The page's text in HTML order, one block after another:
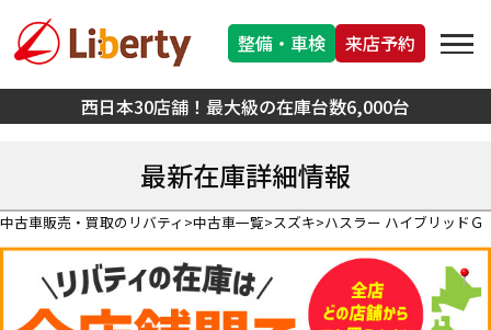
西日本30店舗！最大級の在庫台数6,000台
整備・車検 来店予約
最新在庫詳細情報
中古車販売・買取のリバティ 中古車一覧 スズキ ハスラー ハイブリッドＧ